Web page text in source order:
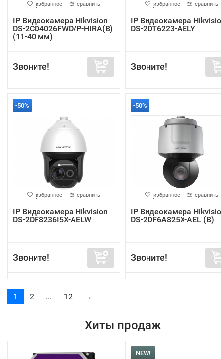
избранное сравнить
IP Видеокамера Hikvision
DS-2CD4026FWD/P-HIRA(B)
(11-40 мм)
Звоните!
избранное сравнить
IP Видеокамера
DS-2DT6223-AELY
Звоните!
-50%
избранное сравнить
IP Видеокамера Hikvision
DS-2DF8236I5X-AELW
Звоните!
-50%
избранное сравнить
IP Видеокамера
DS-2DF6A825X-AEL (B)
Звоните!
1 2 ... 12 →
Хиты продаж
NEW!